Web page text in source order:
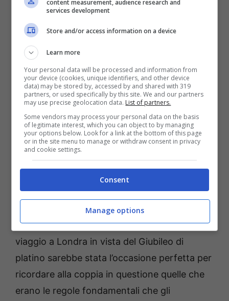
Al tempo stesso sembrerebbe che la Regina
non abbia intenzione di cedere il passo all’ex
star di Hollywood,mettendo non pochi
paletti alla Markel nel tentativo di fare in
modo di tenere a bada la sua esuberanza e
voglia di successo.
La nuova regola imposta agli
ex Duchi
Ebbene sì,la regina Elisabetta ha trovato il
modo di tenere a bada sia Meghan Markle
che il nipote e Harry Windsor. A quanto pare il
viaggio a Londra in vista del Giubileo di
platino sarebbe stata l’occasione perfetta per
ricordare alla coppia in questione quelle che
erano le regole fondamentali che gli
content measurement, audience research and
services development
Store and/or access information on a device
Learn more
Your personal data will be processed and information from
your device (cookies, unique identifiers, and other device
data) may be stored by, accessed by and shared with 319
partners, or used specifically by this site. We and our partners
may use precise geolocation data. List of partners.
Some vendors may process your personal data on the basis
of legitimate interest, which you can object to by managing
your options below. Look for a link at the bottom of this page
or in the site menu to manage or withdraw consent in privacy
and cookie settings.
Consent
Manage options